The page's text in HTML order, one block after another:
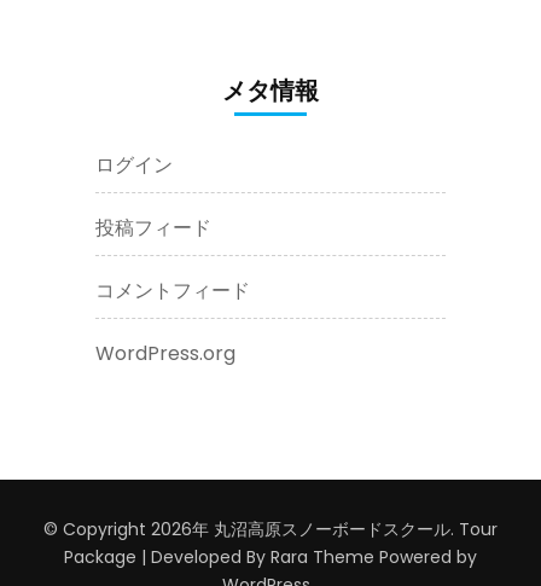
メタ情報
ログイン
投稿フィード
コメントフィード
WordPress.org
© Copyright 2026年 丸沼高原スノーボードスクール. Tour
Package | Developed By Rara Theme Powered by